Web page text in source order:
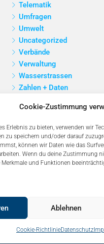
Cookie-Zustimmung
Erlebnis zu bieten, verwenden wir
zu speichern und/oder darauf
können wir Daten wie das
Wenn du deine Zustimmung
und Funktionen
Ablehnen
Cookie-RichtlinieDatenschutz
Telematik
Umfragen
Umwelt
Uncategorized
Verbände
Verwaltung
Wasserstrassen
Zahlen + Daten
Über uns – About Impressum